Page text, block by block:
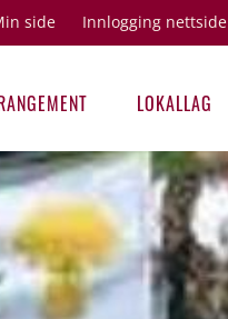
side Innlogging nettside
LOKALLAG